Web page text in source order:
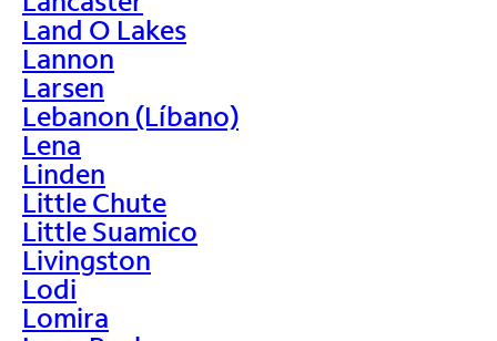
Land O Lakes
Lannon
Larsen
Lebanon (Líbano)
Lena
Linden
Little Chute
Little Suamico
Livingston
Lodi
Lomira